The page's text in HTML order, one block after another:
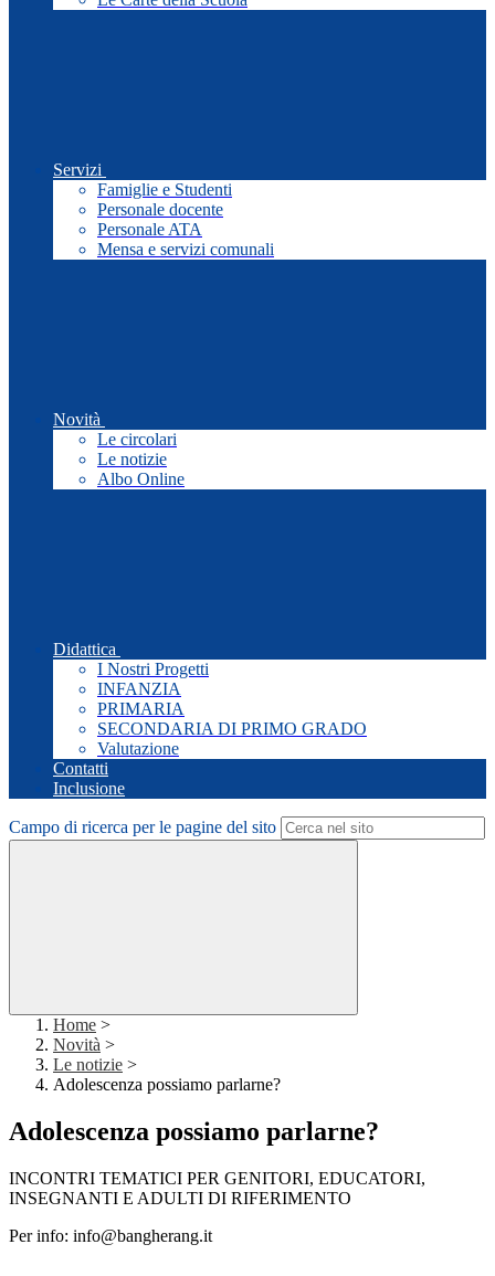
Servizi
Famiglie e Studenti
Personale docente
Personale ATA
Mensa e servizi comunali
Novità
Le circolari
Le notizie
Albo Online
Didattica
I Nostri Progetti
INFANZIA
PRIMARIA
SECONDARIA DI PRIMO GRADO
Valutazione
Contatti
Inclusione
Campo di ricerca per le pagine del sito
Home >
Novità >
Le notizie >
Adolescenza possiamo parlarne?
Adolescenza possiamo parlarne?
INCONTRI TEMATICI PER GENITORI, EDUCATORI,
INSEGNANTI E ADULTI DI RIFERIMENTO
Per info: info@bangherang.it